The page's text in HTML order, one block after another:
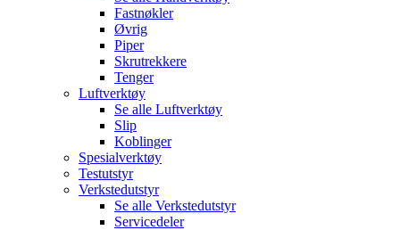
Fastnøkler
Øvrig
Piper
Skrutrekkere
Tenger
Luftverktøy
Se alle Luftverktøy
Slip
Koblinger
Spesialverktøy
Testutstyr
Verkstedutstyr
Se alle Verkstedutstyr
Servicedeler